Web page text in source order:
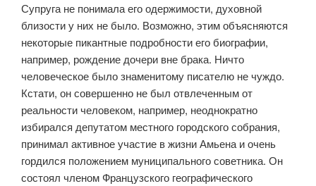
Супруга не понимала его одержимости, духовной
близости у них не было. Возможно, этим объясняются
некоторые пикантные подробности его биографии,
например, рождение дочери вне брака. Ничто
человеческое было знаменитому писателю не чуждо.
Кстати, он совершенно не был отвлеченным от
реальности человеком, например, неоднократно
избирался депутатом местного городского собрания,
принимал активное участие в жизни Амьена и очень
гордился положением муниципального советника. Он
состоял членом Французского географического